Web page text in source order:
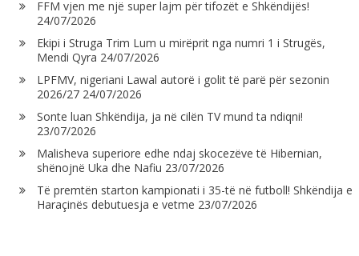
FFM vjen me një super lajm për tifozët e Shkëndijës!
24/07/2026
Ekipi i Struga Trim Lum u mirëprit nga numri 1 i Strugës,
Mendi Qyra 24/07/2026
LPFMV, nigeriani Lawal autorë i golit të parë për sezonin
2026/27 24/07/2026
Sonte luan Shkëndija, ja në cilën TV mund ta ndiqni!
23/07/2026
Malisheva superiore edhe ndaj skocezëve të Hibernian,
shënojnë Uka dhe Nafiu 23/07/2026
Të premtën starton kampionati i 35-të në futboll! Shkëndija e
Haraçinës debutuesja e vetme 23/07/2026